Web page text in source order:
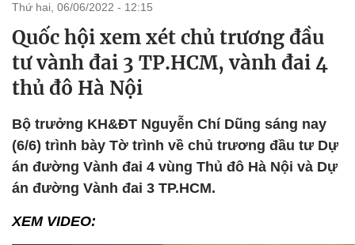
thứ hai, 06/06/2022 - 12:15
Quốc hội xem xét chủ trương đầu
tư vành đai 3 TP.HCM, vành đai 4
thủ đô Hà Nội
Bộ trưởng KH&ĐT Nguyễn Chí Dũng sáng nay
(6/6) trình bày Tờ trình về chủ trương đầu tư Dự
án đường Vành đai 4 vùng Thủ đô Hà Nội và Dự
án đường Vành đai 3 TP.HCM.
XEM VIDEO: